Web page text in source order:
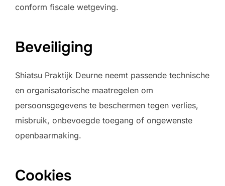
conform fiscale wetgeving.
Beveiliging
Shiatsu Praktijk Deurne neemt passende technische
en organisatorische maatregelen om
persoonsgegevens te beschermen tegen verlies,
misbruik, onbevoegde toegang of ongewenste
openbaarmaking.
Cookies